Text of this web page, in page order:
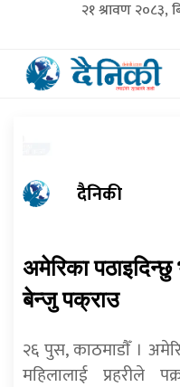
२१ श्रावण २०८३,
दैनिकी
अमेरिका
बेन्जु पक्राउ
२६ पुस, काठमाडाैँ ।
महिलालाई प्रहरीले